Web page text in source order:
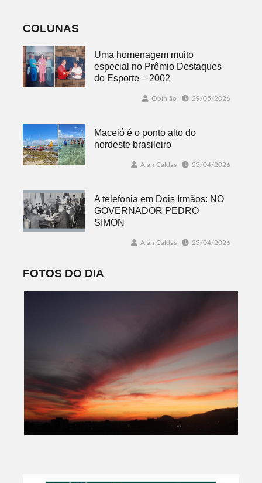
COLUNAS
Uma homenagem muito
especial no Prêmio Destaques
do Esporte – 2002
Opinião 29/05/2026
Maceió é o ponto alto do
nordeste brasileiro
Alan Caldas 23/04/2026
A telefonia em Dois Irmãos: NO
GOVERNADOR PEDRO
SIMON
Alan Caldas 23/04/2026
FOTOS DO DIA